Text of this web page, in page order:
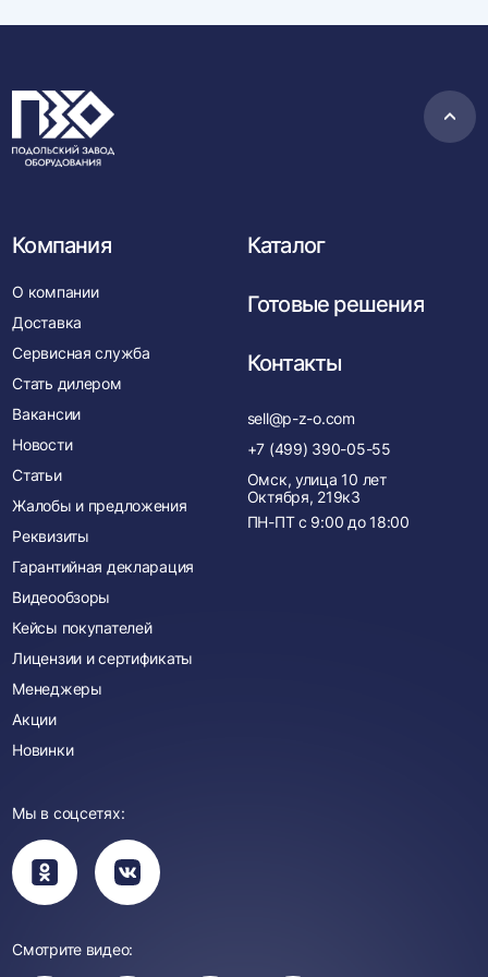
в
Компания
О компании
Доставка
Сервисная служба
Стать дилером
Вакансии
Новости
Статьи
Жалобы и предложения
Реквизиты
Гарантийная декларация
Видеообзоры
Кейсы покупателей
Лицензии и сертификаты
Менеджеры
Акции
Новинки
Каталог
Готовые решения
Контакты
sell@p-z-o.com
+7 (499) 390-05-55
Омск, улица 10 лет
Октября, 219к3
ПН-ПТ с 9:00 до 18:00
Мы в соцсетях:
Вы
перейдете
в
группу
Вы
перейдете
в
группу
Смотрите видео: